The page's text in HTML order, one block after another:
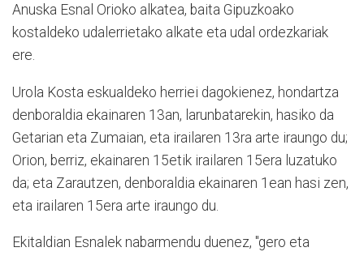
Anuska Esnal Orioko alkatea, baita Gipuzkoako
kostaldeko udalerrietako alkate eta udal ordezkariak
ere.
Urola Kosta eskualdeko herriei dagokienez, hondartza
denboraldia ekainaren 13an, larunbatarekin, hasiko da
Getarian eta Zumaian, eta irailaren 13ra arte iraungo du;
Orion, berriz, ekainaren 15etik irailaren 15era luzatuko
da; eta Zarautzen, denboraldia ekainaren 1ean hasi zen,
eta irailaren 15era arte iraungo du.
Ekitaldian Esnalek nabarmendu duenez, "gero eta